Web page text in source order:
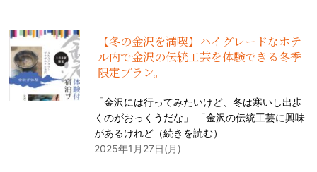
【冬の金沢を満喫】ハイグレードなホテ
ル内で金沢の伝統工芸を体験できる冬季
限定プラン。
「金沢には行ってみたいけど、冬は寒いし出歩
くのがおっくうだな」 「金沢の伝統工芸に興味
があるけれど（続きを読む）
2025年1月27日(月)